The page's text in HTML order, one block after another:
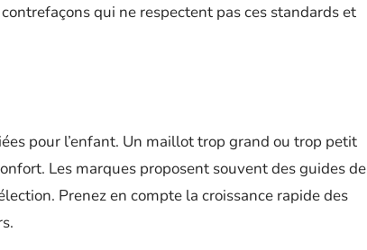
qui ne respectent pas ces standards et
pour l’enfant. Un maillot trop grand ou trop petit
Les marques proposent souvent des guides de
Prenez en compte la croissance rapide des